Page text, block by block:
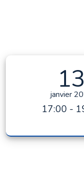
13
janvier
17:00 -